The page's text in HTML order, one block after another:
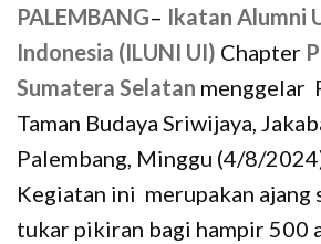
PALEMBANG– Ikatan Alumni
Indonesia (ILUNI UI) Chapter
Sumatera Selatan menggelar
Taman Budaya Sriwijaya,
Palembang, Minggu (4/8/
Kegiatan ini merupakan ajang
tukar pikiran bagi hampir 500